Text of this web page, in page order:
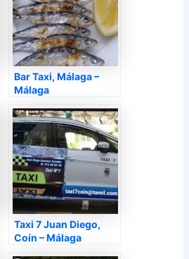
Bar Taxi, Málaga –
Málaga
Taxi 7 Juan Diego,
Coín – Málaga